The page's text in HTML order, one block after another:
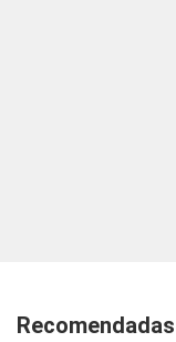
Recomendadas